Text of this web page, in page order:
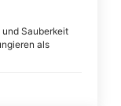
Sauberkeit
als